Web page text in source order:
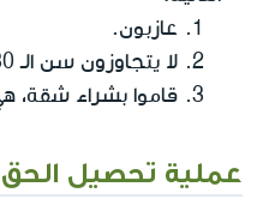
عازبون.
لا يتجاوزون سن الـ 30.
قاموا بشراء شقة،
عملية تحصيل الحق